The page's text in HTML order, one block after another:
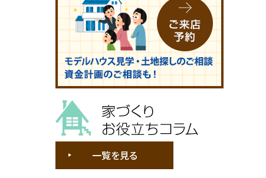
家づくりお役立ちコラム
一覧を見る